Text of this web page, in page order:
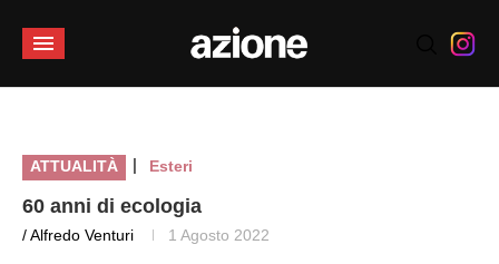
ATTUALITÀ | Esteri
60 anni di ecologia
/ Alfredo Venturi 1 Agosto 2022